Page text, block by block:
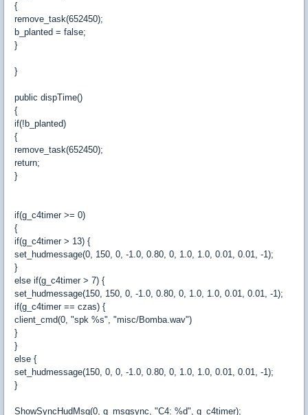
{
remove_task(652450);
b_planted = false;
}
}
public dispTime()
{
if(!b_planted)
{
remove_task(652450);
return;
}
if(g_c4timer >= 0)
{
if(g_c4timer > 13) {
set_hudmessage(0, 150, 0, -1.0, 0.80, 0, 1.0, 1.0, 0.01, 0.01, -1);
}
else if(g_c4timer > 7) {
set_hudmessage(150, 150, 0, -1.0, 0.80, 0, 1.0, 1.0, 0.01, 0.01, -1);
if(g_c4timer == czas) {
client_cmd(0, "spk %s", "misc/Bomba.wav")
}
}
else {
set_hudmessage(150, 0, 0, -1.0, 0.80, 0, 1.0, 1.0, 0.01, 0.01, -1);
}
ShowSyncHudMsg(0, g_msgsync, "C4: %d", g_c4timer);